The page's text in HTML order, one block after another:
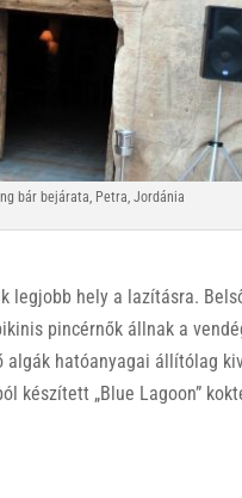
bár bejárata, Petra, Jordánia
legjobb hely a lazításra.
pincérnők állnak a
algák hatóanyagai állítólag
készített „Blue Lagoon”